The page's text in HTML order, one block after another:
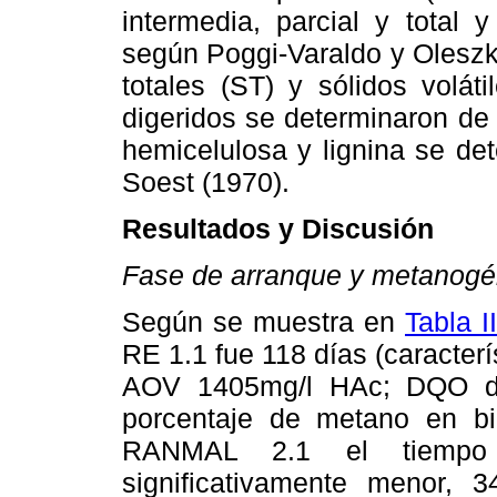
intermedia, parcial y total
según Poggi-Varaldo y
totales (ST) y sólidos
digeridos se determinaron
hemicelulosa y lignina se
Soest (1970).
Resultados y Discusión
Fase de arranque y
Según se muestra en Tabla
RE 1.1 fue 118 días
AOV 1405mg/l HAc; DQO
porcentaje de metano en
RANMAL 2.1 el
significativamente menor,